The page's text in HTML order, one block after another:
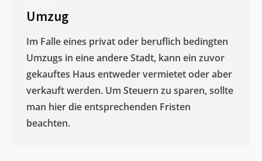
Umzug
Im Falle eines privat oder beruflich bedingten
Umzugs in eine andere Stadt, kann ein zuvor
gekauftes Haus entweder vermietet oder aber
verkauft werden. Um Steuern zu sparen, sollte
man hier die entsprechenden Fristen
beachten.